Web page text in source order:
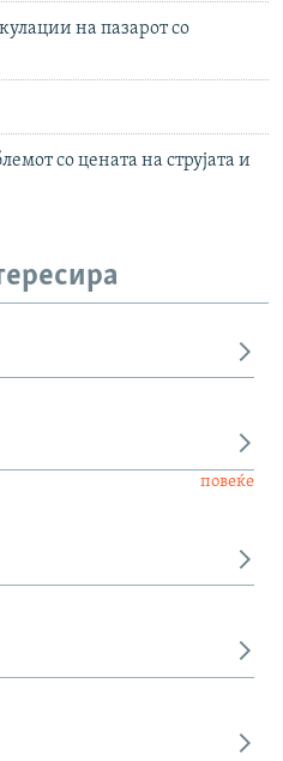
на пазарот со
со цената на струјата и
повеќе